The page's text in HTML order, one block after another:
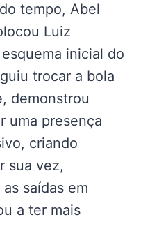
tempo, Abel
Luiz
inicial do
trocar a bola
demonstrou
uma presença
criando
sua vez,
saídas em
a ter mais